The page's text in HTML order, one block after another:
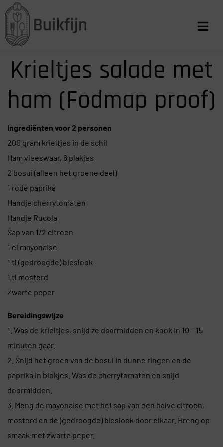
Krieltjes salade met
ham (Fodmap proof)
Ingrediënten voor 2 personen
200 gram krieltjes in de schil
Ham vleeswaar, 6 plakjes
2 bosui (alleen het groene deel)
1 rode paprika
Handje cherrytomaten
Handje Rucola
Sap van 1/2 citroen
1 el mayonaise
1 tl (gedroogde) bieslook
1 tl mosterd
Zwarte peper
Bereidingswijze
1. Was de krieltjes, snijd ze doormidden en kook in 10 – 15
minuten gaar.
2. Snijd het groen van de bosui in dunne ringen en de
paprika in blokjes. Was de cherrytomaten en snijd
doormidden.
3. Meng de mayonaise met het sap van een halve citroen,
mosterd en de (gedroogde) bieslook door elkaar. Breng op
smaak met zwarte peper.